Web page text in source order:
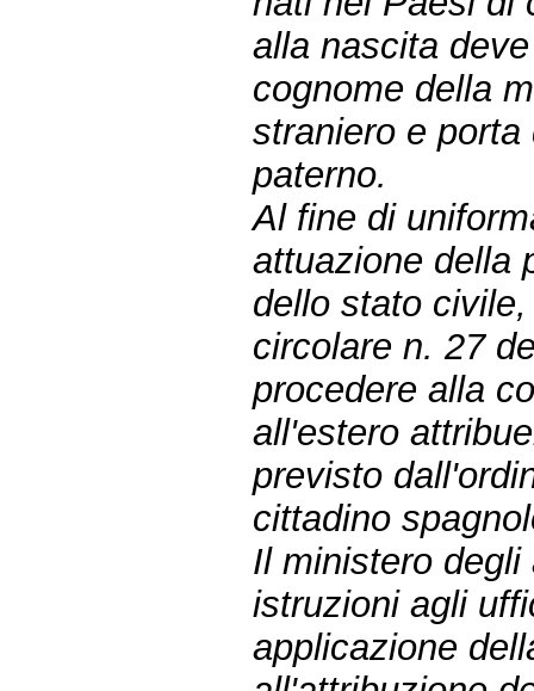
alla nascita
cognome della
straniero e
paterno.
Al fine di
attuazione della
dello stato
circolare n. 27
procedere alla
all'estero
previsto
cittadino
Il ministero
istruzioni agli
applicazione